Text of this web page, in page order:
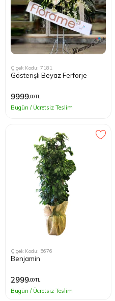
Çiçek Kodu: 7181
Gösterişli Beyaz Ferforje
9999,00 TL
Bugün / Ücretsiz Teslim
Çiçek Kodu: 5676
Benjamin
2999,00 TL
Bugün / Ücretsiz Teslim